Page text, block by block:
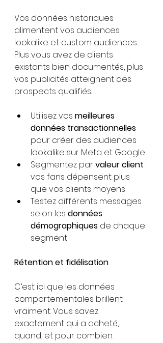
Vos données historiques
alimentent vos audiences
lookalike et custom audiences.
Plus vous avez de clients
existants bien documentés, plus
vos publicités atteignent des
prospects qualifiés.
Utilisez vos meilleures
données transactionnelles
pour créer des audiences
lookalike sur Meta et Google
Segmentez par valeur client :
vos fans dépensent plus
que vos clients moyens
Testez différents messages
selon les données
démographiques de chaque
segment
Rétention et fidélisation
C’est ici que les données
comportementales brillent
vraiment. Vous savez
exactement qui a acheté,
quand, et pour combien.